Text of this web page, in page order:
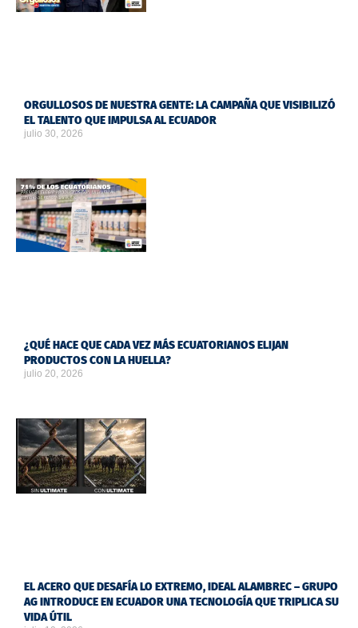
ORGULLOSOS DE NUESTRA GENTE: LA CAMPAÑA QUE VISIBILIZÓ
EL TALENTO QUE IMPULSA AL ECUADOR
julio 30, 2026
¿QUÉ HACE QUE CADA VEZ MÁS ECUATORIANOS ELIJAN
PRODUCTOS CON LA HUELLA?
julio 20, 2026
EL ACERO QUE DESAFÍA LO EXTREMO, IDEAL ALAMBREC – GRUPO
AG INTRODUCE EN ECUADOR UNA TECNOLOGÍA QUE TRIPLICA SU
VIDA ÚTIL